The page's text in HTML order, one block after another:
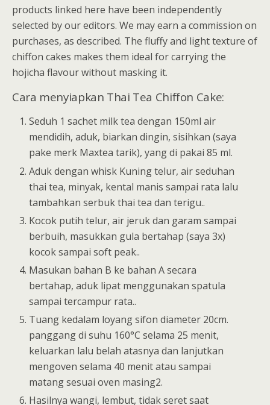
products linked here have been independently
selected by our editors. We may earn a commission on
purchases, as described. The fluffy and light texture of
chiffon cakes makes them ideal for carrying the
hojicha flavour without masking it.
Cara menyiapkan Thai Tea Chiffon Cake:
Seduh 1 sachet milk tea dengan 150ml air
mendidih, aduk, biarkan dingin, sisihkan (saya
pake merk Maxtea tarik), yang di pakai 85 ml.
Aduk dengan whisk Kuning telur, air seduhan
thai tea, minyak, kental manis sampai rata lalu
tambahkan serbuk thai tea dan terigu..
Kocok putih telur, air jeruk dan garam sampai
berbuih, masukkan gula bertahap (saya 3x)
kocok sampai soft peak..
Masukan bahan B ke bahan A secara
bertahap, aduk lipat menggunakan spatula
sampai tercampur rata..
Tuang kedalam loyang sifon diameter 20cm.
panggang di suhu 160°C selama 25 menit,
keluarkan lalu belah atasnya dan lanjutkan
mengoven selama 40 menit atau sampai
matang sesuai oven masing2.
Hasilnya wangi, lembut, tidak seret saat